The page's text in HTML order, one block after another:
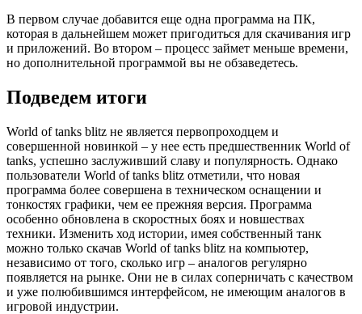
В первом случае добавится еще одна программа на ПК,
которая в дальнейшем может пригодиться для скачивания игр
и приложений. Во втором – процесс займет меньше времени,
но дополнительной программой вы не обзаведетесь.
Подведем итоги
World of tanks blitz не является первопроходцем и
совершенной новинкой – у нее есть предшественник World of
tanks, успешно заслуживший славу и популярность. Однако
пользователи World of tanks blitz отметили, что новая
программа более совершена в техническом оснащении и
тонкостях графики, чем ее прежняя версия. Программа
особенно обновлена в скоростных боях и новшествах
техники. Изменить ход истории, имея собственный танк
можно только скачав World of tanks blitz на компьютер,
независимо от того, сколько игр – аналогов регулярно
появляется на рынке. Они не в силах соперничать с качеством
и уже полюбившимся интерфейсом, не имеющим аналогов в
игровой индустрии.